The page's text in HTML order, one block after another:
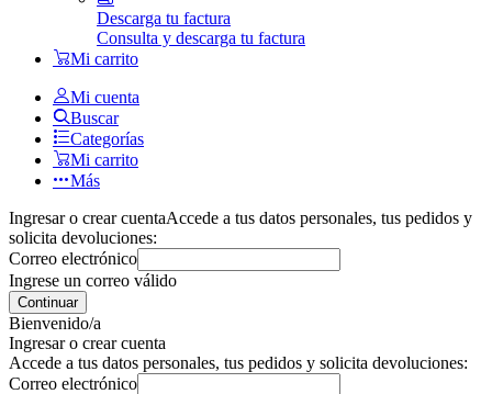
Descarga tu factura
Consulta y descarga tu factura
Mi carrito
Mi cuenta
Buscar
Categorías
Mi carrito
Más
Ingresar o crear cuentaAccede a tus datos personales, tus pedidos y
solicita devoluciones:
Correo electrónico
Ingrese un correo válido
Continuar
Bienvenido/a
Ingresar o crear cuenta
Accede a tus datos personales, tus pedidos y solicita devoluciones:
Correo electrónico